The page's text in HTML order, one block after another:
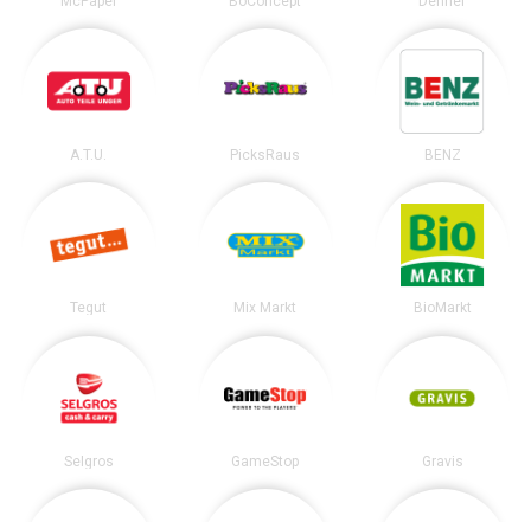
A.T.U. PicksRaus BENZ
Tegut Mix Markt BioMarkt
Selgros GameStop Gravis